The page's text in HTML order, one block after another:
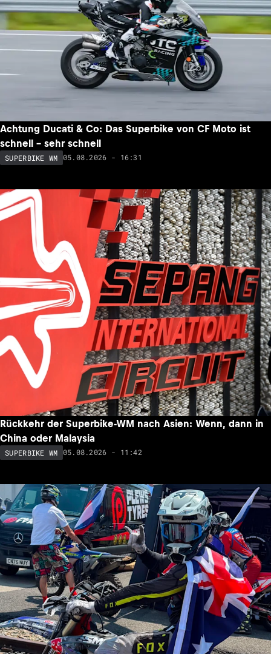
Achtung Ducati & Co: Das Superbike von CF Moto ist
schnell – sehr schnell
SUPERBIKE WM 05.08.2026 - 16:31
Rückkehr der Superbike-WM nach Asien: Wenn, dann in
China oder Malaysia
SUPERBIKE WM 05.08.2026 - 11:42